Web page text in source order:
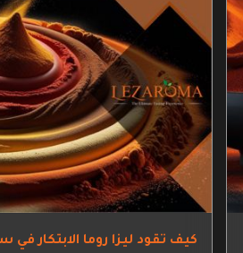
كيف تقود ليزا روما الابتكار